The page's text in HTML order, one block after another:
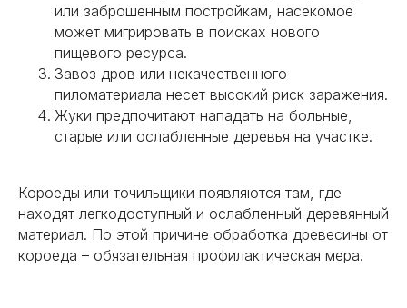
или заброшенным постройкам, насекомое
может мигрировать в поисках нового
пищевого ресурса.
Завоз дров или некачественного
пиломатериала несет высокий риск заражения.
Жуки предпочитают нападать на больные,
старые или ослабленные деревья на участке.
Короеды или точильщики появляются там, где
находят легкодоступный и ослабленный деревянный
материал. По этой причине обработка древесины от
короеда – обязательная профилактическая мера.